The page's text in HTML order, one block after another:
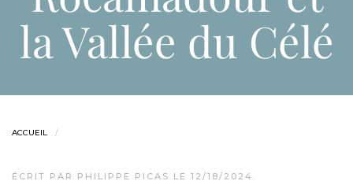
la Vallée du Célé
ACCUEIL
ÉCRIT PAR PHILIPPE PICAS LE 12/18/2024 .